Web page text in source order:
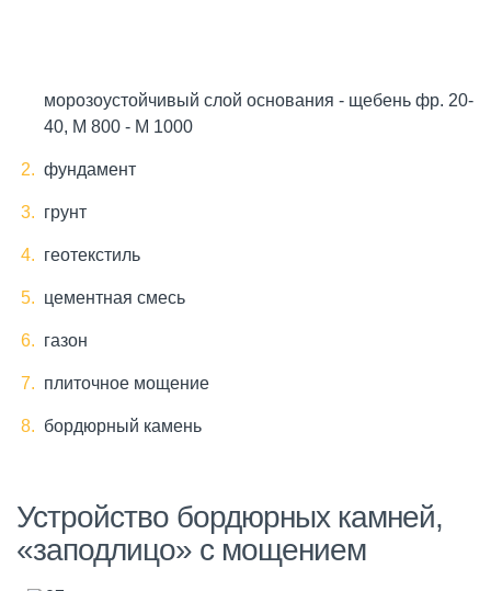
морозоустойчивый слой основания - щебень фр. 20-
40, М 800 - М 1000
фундамент
грунт
геотекстиль
цементная смесь
газон
плиточное мощение
бордюрный камень
Устройство бордюрных камней,
«заподлицо» с мощением